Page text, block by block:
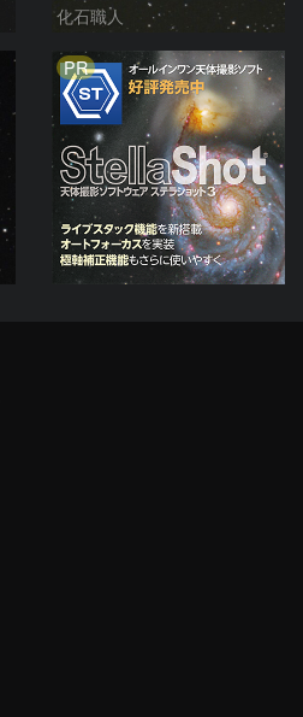
化石職人
PR